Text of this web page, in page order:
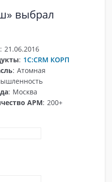
выбрал
: 21.06.2016
: 1C:CRM КОРП
: Атомная
: Москва
АРМ: 200+